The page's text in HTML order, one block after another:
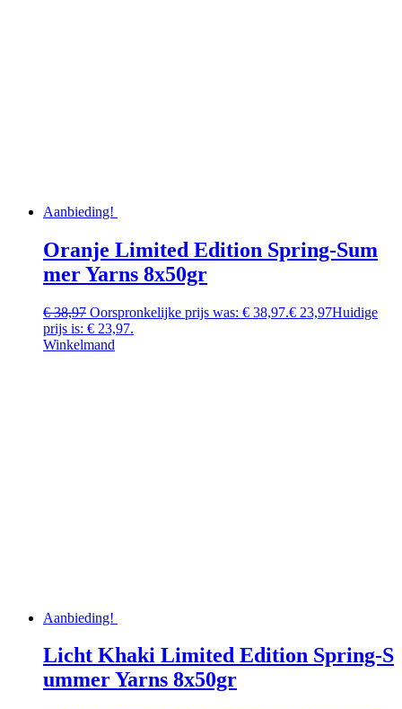
Aanbieding!
Oranje Limited Edition Spring-Sum
mer Yarns 8x50gr
€38,97 Oorspronkelijke prijs was: € 38,97.€ 23,97Huidige
prijs is: € 23,97.
Winkelmand
Aanbieding!
Licht Khaki Limited Edition Spring-S
ummer Yarns 8x50gr